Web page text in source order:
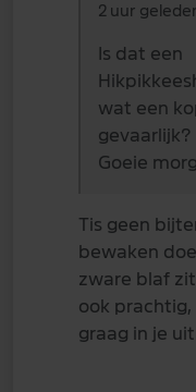
2 uur
Is dat een
wat een
gevaarlijk?
Goeie
Tis geen
bewaken
zware blaf
ook
graag in je